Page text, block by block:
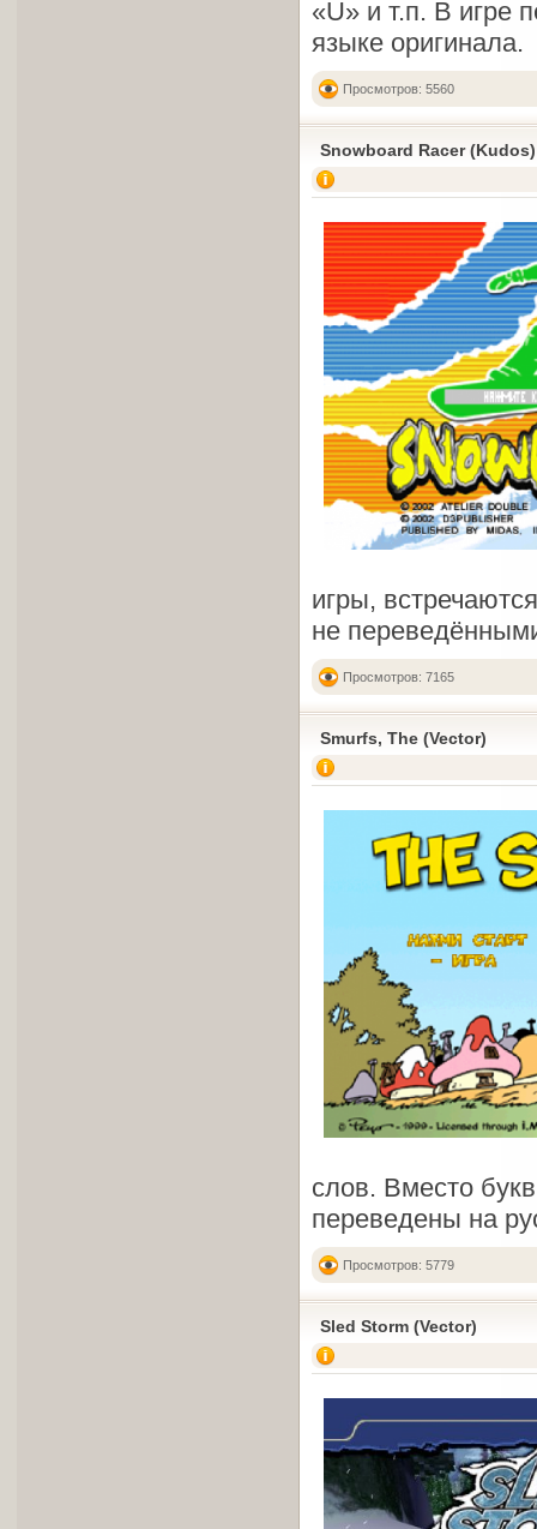
«U» и т.п. В игре
языке оригинала.
Просмотров: 5560
Snowboard Racer (Kudos)
игры,
не
Просмотров: 7165
Smurfs, The (Vector)
слов. Вместо
переведены на
Просмотров: 5779
Sled Storm (Vector)